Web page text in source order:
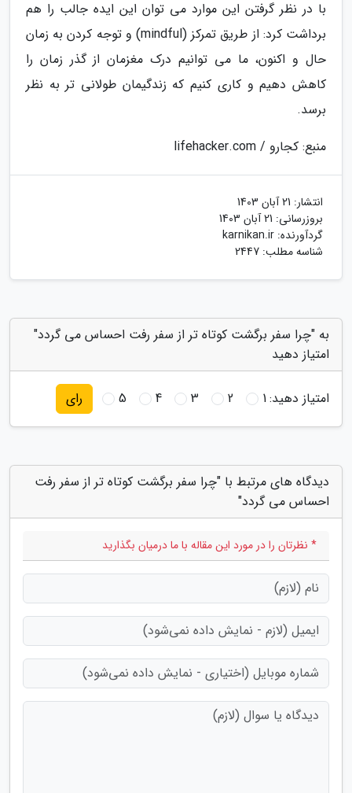
با در نظر گرفتن این موارد می توان این ایده جالب را هم
برداشت کرد: از طریق تمرکز (mindful) و توجه کردن به زمان
حال و اکنون، ما می توانیم درک مغزمان از گذر زمان را
کاهش دهیم و کاری کنیم که زندگیمان طولانی تر به نظر
برسد.
منبع: کجارو / lifehacker.com
انتشار: 21 آبان 1403
بروزرسانی: 21 آبان 1403
گردآورنده: karnikan.ir
شناسه مطلب: 2447
به "چرا سفر برگشت کوتاه تر از سفر رفت احساس می گردد"
امتیاز دهید
امتیاز دهید:1
2
3
4
5 رای
دیدگاه های مرتبط با "چرا سفر برگشت کوتاه تر از سفر رفت
احساس می گردد"
* نظرتان را در مورد این مقاله با ما درمیان بگذارید